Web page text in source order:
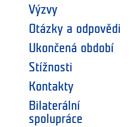
Výzvy
Otázky a odpovědi
Ukončená období
Stížnosti
Kontakty
Bilaterální
spolupráce